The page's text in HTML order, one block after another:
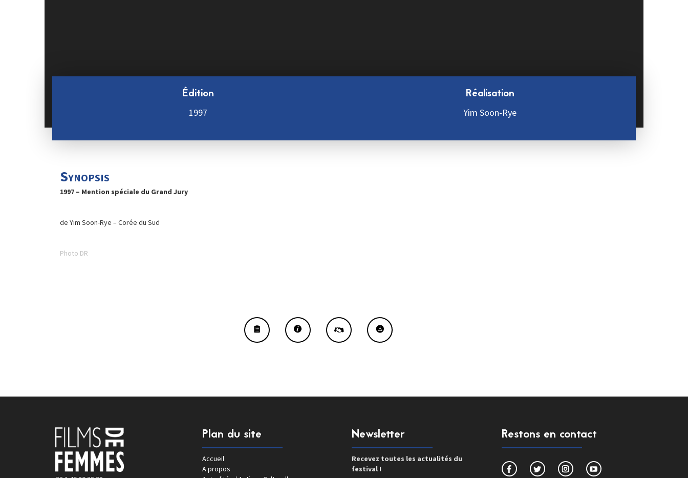
Édition
1997
Réalisation
Yim Soon-Rye
Synopsis
1997 – Mention spéciale du Grand Jury
de Yim Soon-Rye – Corée du Sud
Photo DR
Plan du site
Accueil
A propos
Newsletter
Recevez toutes les actualités du
festival !
Restons en contact